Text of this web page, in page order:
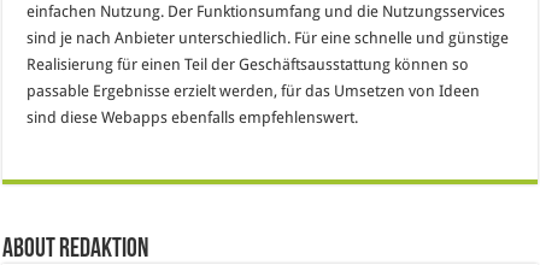
einfachen Nutzung. Der Funktionsumfang und die Nutzungsservices
sind je nach Anbieter unterschiedlich. Für eine schnelle und günstige
Realisierung für einen Teil der Geschäftsausstattung können so
passable Ergebnisse erzielt werden, für das Umsetzen von Ideen
sind diese Webapps ebenfalls empfehlenswert.
About Redaktion